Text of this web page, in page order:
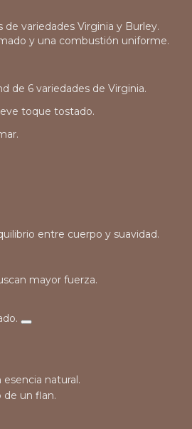
de variedades Virginia y Burley.
y una combustión uniforme.
de 6 variedades de Virginia.
toque tostado.
entre cuerpo y suavidad.
mayor fuerza.
natural.
de un flan.